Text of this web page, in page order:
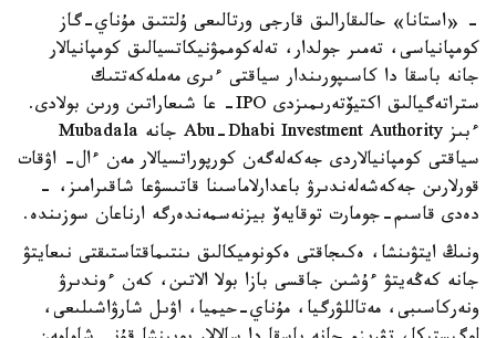
- «استانا» حالىقارالىق قارجى ورتالىعى ۇلتتىق مۇناي-گاز
كومپانياسى، تەمىر جولدار، تەلەكوممۋنيكاتسيالىق كومپانيالار
جانە باسقا دا كاسىپورىندار سياقتى ءىرى مەملەكەتتىك
ستراتەگيالىق اكتيۆتەرىمىزدى IPO- عا شىعاراتىن ورىن بولادى.
ءبىز Abu-Dhabi Investment Authority جانە Mubadala
سياقتى كومپانيالاردى جەكەلەگەن كورپوراتسيالار مەن ءال- اۋقات
قورلارىن جەكەشەلەندىرۋ باعدارلاماسىنا قاتىسۋعا شاقىرامىز، -
دەدى قاسىم-جومارت توقايەۆ بيزنەسمەندەرگە ارناعان سوزىندە.
ونىڭ ايتۋىنشا، ەكىجاقتى ەكونوميكالىق ىنتىماقتاستىقتى نىعايتۋ
جانە كەڭەيتۋ ءۇشىن جاقسى بازا بولا الاتىن، كەن ءوندىرۋ
ونەركاسىبى، مەتاللۋرگيا، مۇناي-حيميا، اۋىل شارۋاشىلىعى،